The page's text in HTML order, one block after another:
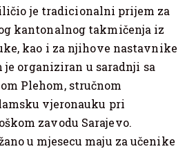
je tradicionalni prijem za
kantonalnog takmičenja iz
kao i za njihove nastavnike
je organiziran u saradnji sa
Plehom, stručnom
vjeronauku pri
zavodu Sarajevo.
u mjesecu maju za učenike